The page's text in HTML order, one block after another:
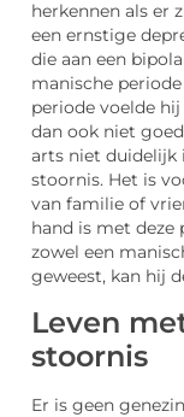
herkennen als er
een ernstige
die aan een
manische periode
periode voelde
dan ook niet
arts niet duidelijk
stoornis. Het is
van familie of
hand is met deze
zowel een
geweest, kan hij
Leven
stoornis
Er is geen